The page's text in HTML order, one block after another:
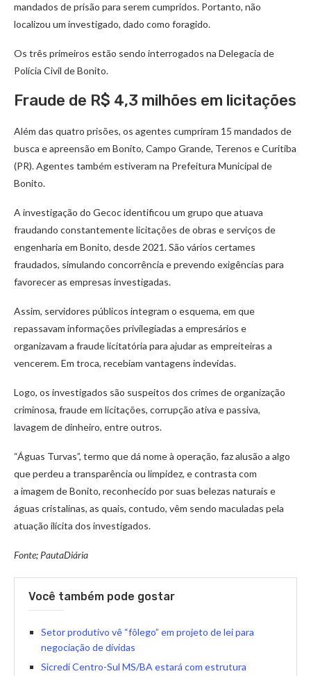
mandados de prisão para serem cumpridos. Portanto, não
localizou um investigado, dado como foragido.
Os três primeiros estão sendo interrogados na Delegacia de
Polícia Civil de Bonito.
Fraude de R$ 4,3 milhões em licitações
Além das quatro prisões, os agentes cumpriram 15 mandados de
busca e apreensão em Bonito, Campo Grande, Terenos e Curitiba
(PR). Agentes também estiveram na Prefeitura Municipal de
Bonito.
A investigação do Gecoc identificou um grupo que atuava
fraudando constantemente licitações de obras e serviços de
engenharia em Bonito, desde 2021. São vários certames
fraudados, simulando concorrência e prevendo exigências para
favorecer as empresas investigadas.
Assim, servidores públicos integram o esquema, em que
repassavam informações privilegiadas a empresários e
organizavam a fraude licitatória para ajudar as empreiteiras a
vencerem. Em troca, recebiam vantagens indevidas.
Logo, os investigados são suspeitos dos crimes de organização
criminosa, fraude em licitações, corrupção ativa e passiva,
lavagem de dinheiro, entre outros.
“Águas Turvas”, termo que dá nome à operação, faz alusão a algo
que perdeu a transparência ou limpidez, e contrasta com
a imagem de Bonito, reconhecido por suas belezas naturais e
águas cristalinas, as quais, contudo, vêm sendo maculadas pela
atuação ilícita dos investigados.
Fonte; PautaDiária
Você também pode gostar
Setor produtivo vê “fôlego” em projeto de lei para
negociação de dívidas
Sicredi Centro-Sul MS/BA estará com estrutura